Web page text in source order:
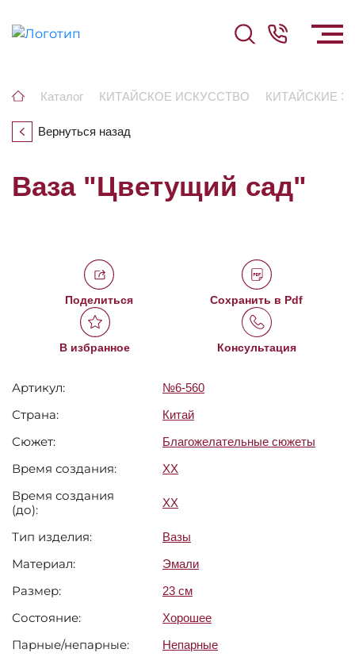
Каталог КИТАЙСКОЕ ИСКУССТВО КИТАЙСКИЕ
Вернуться назад
Ваза "Цветущий сад"
Поделиться Сохранить в Pdf
В избранное Консультация
Артикул: №6-560
Страна: Китай
Сюжет: Благожелательные сюжеты
Время создания: XX
Время создания
(до):
XX
Тип изделия: Вазы
Материал: Эмали
Размер: 23 см
Состояние: Хорошее
Парные/непарные: Непарные